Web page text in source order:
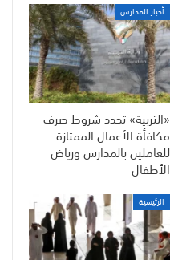
أخبار المدارس
«التربية» تحدد شروط صرف
مكافأة الأعمال الممتازة
للعاملين بالمدارس ورياض
الأطفال
الرئيسية